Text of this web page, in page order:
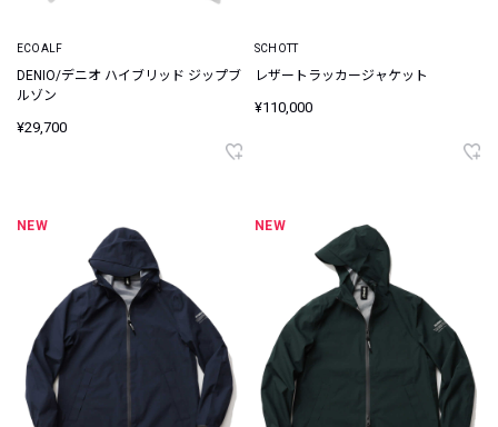
ECOALF
DENIO/デニオ ハイブリッド ジップブ
ルゾン
¥29,700
SCHOTT
レザートラッカージャケット
¥110,000
NEW NEW